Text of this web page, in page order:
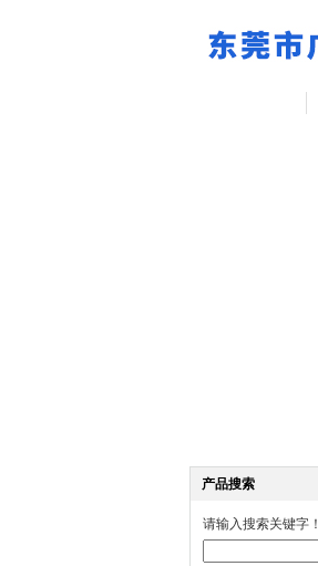
产品搜索
请输入搜索关键字！